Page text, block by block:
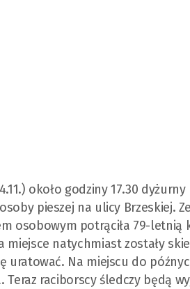
około godziny 17.30
pieszej na ulicy Brzeskiej.
osobowym potrąciła 79-letnią
miejsce natychmiast zostały
uratować. Na miejscu do
Teraz raciborscy śledczy będą